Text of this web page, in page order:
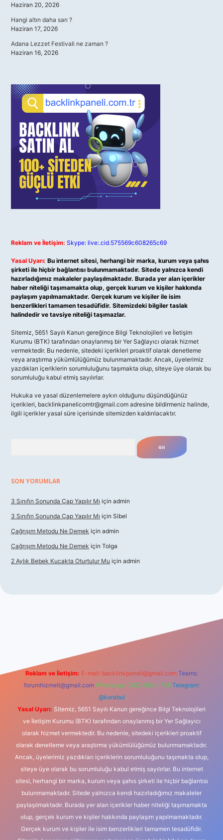
Haziran 20, 2026
Hangi altın daha sarı ?
Haziran 17, 2026
Adana Lezzet Festivali ne zaman ?
Haziran 16, 2026
Reklam ve İletişim: Skype: live:.cid.575569c608265c69
Yasal Uyarı: Bu internet sitesi, herhangi bir marka, kurum veya şahıs
şirketi ile hiçbir bağlantısı bulunmamaktadır. Sitede yalnızca kendi
hazırladığımız makaleler paylaşılmaktadır. Burada yer alan içerikler
haber niteliği taşımamakta olup, gerçek kurum ve kişiler hakkında
paylaşım yapılmamaktadır. Gerçek kurum ve kişiler ile isim
benzerlikleri tamamen tesadüfidir. Sitemizdeki bilgiler taslak
halindedir ve tavsiye niteliği taşımazlar.
Sitemiz, 5651 Sayılı Kanun gereğince Bilgi Teknolojileri ve İletişim
Kurumu (BTK) tarafından onaylanmış bir Yer Sağlayıcı olarak hizmet
vermektedir. Bu nedenle, sitedeki içerikleri proaktif olarak denetleme
veya araştırma yükümlülüğümüz bulunmamaktadır. Ancak, üyelerimiz
yazdıkları içeriklerin sorumluluğunu taşımakta olup, siteye üye olarak bu
sorumluluğu kabul etmiş sayılırlar.
Hukuka ve yasal düzenlemelere aykırı olduğunu düşündüğünüz
içerikleri, backlinkpanelicomtr@gmail.com adresine bildirmeniz halinde,
ilgili içerikler yasal süre içerisinde sitemizden kaldırılacaktır.
SON YORUMLAR
3 Sınıfın Sonunda Çap Yapılır Mı için admin
3 Sınıfın Sonunda Çap Yapılır Mı için Sibel
Çağrışım Metodu Ne Demek için admin
Çağrışım Metodu Ne Demek için Tolga
2 Aylık Bebek Kucakta Oturtulur Mu için admin
Reklam ve İletişim: E-mail: backlinkpaneli@gmail.com Teams:
forumhizmeti@gmail.com Whatsapp: 0262 606 0 726 Telegram:
@karabul
Yasal Uyarı: Sitemiz, 5651 Sayılı Kanun gereğince Bilgi Teknolojileri
ve İletişim Kurumu (BTK) tarafından onaylanmış bir Yer Sağlayıcı
olarak hizmet vermektedir. Bu nedenle, sitedeki içerikleri proaktif
olarak denetleme veya araştırma yükümlülüğümüz bulunmamaktadır.
Ancak, üyelerimiz yazdıkları içeriklerin sorumluluğunu taşımakta olup,
siteye üye olarak bu sorumluluğu kabul etmiş sayılırlar. Bu internet
sitesi, herhangi bir marka, kurum veya şahıs şirketi ile hiçbir bağlantısı
bulunmamaktadır. Sitede yalnızca kendi hazırladığımız makaleler
paylaşılmaktadır. Burada yer alan içerikler haber niteliği taşımamakta
olup, gerçek kurum ve kişiler hakkında paylaşım yapılmamaktadır.
Gerçek kurum ve kişiler ile isim benzerlikleri tamamen tesadüfidir.